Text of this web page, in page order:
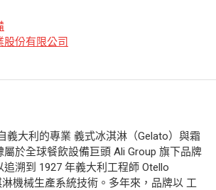
股份有限公司
義大利的專業 義式冰淇淋（Gelato）與霜
於全球餐飲設備巨頭 Ali Group 旗下品牌
溯到 1927 年義大利工程師 Otello
機械生產系統技術。多年來，品牌以 工